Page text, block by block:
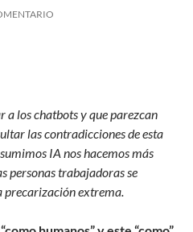
a los chatbots y que parezcan
las contradicciones de esta
IA nos hacemos más
personas trabajadoras se
extrema.